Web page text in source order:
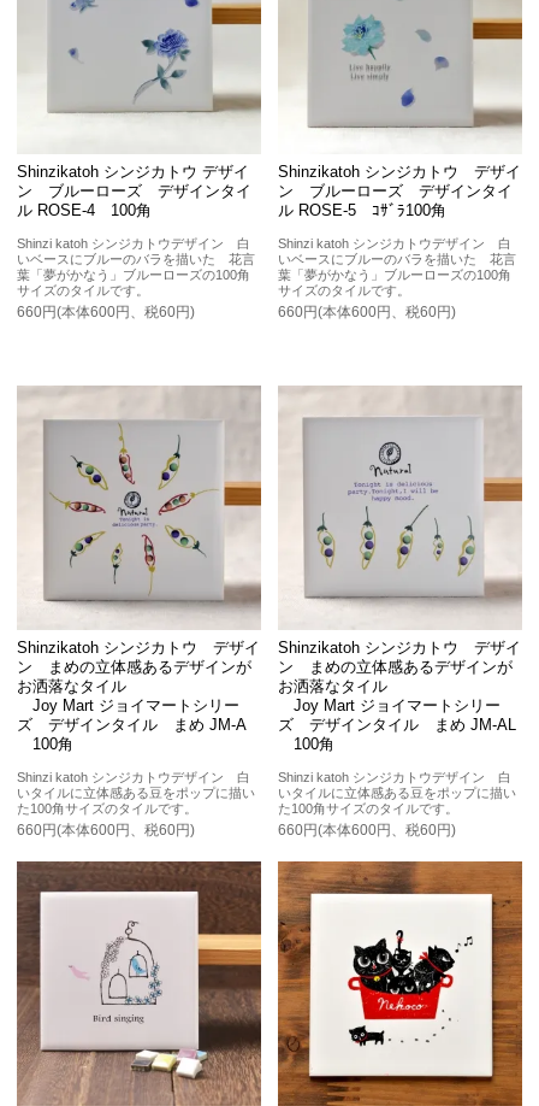
Shinzikatoh シンジカトウ デザイ
ン ブルーローズ デザインタイ
ル ROSE-4 100角
Shinzi katoh シンジカトウデザイン 白
いベースにブルーのバラを描いた 花言
葉「夢がかなう」ブルーローズの100角
サイズのタイルです。
660円(本体600円、税60円)
Shinzikatoh シンジカトウ デザイ
ン ブルーローズ デザインタイ
ル ROSE-5 ｺｻﾞﾗ100角
Shinzi katoh シンジカトウデザイン 白
いベースにブルーのバラを描いた 花言
葉「夢がかなう」ブルーローズの100角
サイズのタイルです。
660円(本体600円、税60円)
Shinzikatoh シンジカトウ デザイ
ン まめの立体感あるデザインが
お洒落なタイル
Joy Mart ジョイマートシリー
ズ デザインタイル まめ JM-A
100角
Shinzi katoh シンジカトウデザイン 白
いタイルに立体感ある豆をポップに描い
た100角サイズのタイルです。
660円(本体600円、税60円)
Shinzikatoh シンジカトウ デザイ
ン まめの立体感あるデザインが
お洒落なタイル
Joy Mart ジョイマートシリー
ズ デザインタイル まめ JM-AL
100角
Shinzi katoh シンジカトウデザイン 白
いタイルに立体感ある豆をポップに描い
た100角サイズのタイルです。
660円(本体600円、税60円)